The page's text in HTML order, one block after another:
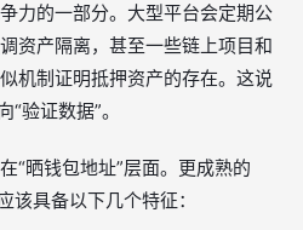
力的一部分。大型平台会定期公
资产隔离，甚至一些链上项目和
机制证明抵押资产的存在。这说
验证数据”。
“晒钱包地址”层面。更成熟的
具备以下几个特征：